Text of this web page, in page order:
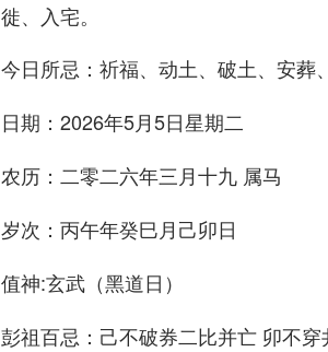
徙、入宅。
今日所忌 ：祈福、动土、破土、安葬
日期 ：2026年5月5日星期二
农历 ：二零二六年三月十九 属马
岁次 ：丙午年癸巳月己卯日
值神:玄武（黑道日）
彭祖百忌 ：己不破券二比并亡 卯不